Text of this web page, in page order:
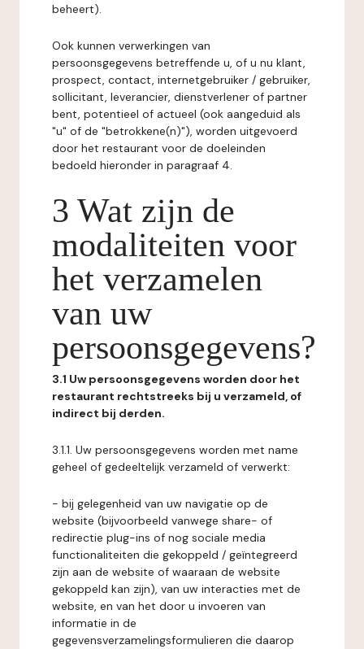
beheert).
Ook kunnen verwerkingen van
persoonsgegevens betreffende u, of u nu klant,
prospect, contact, internetgebruiker / gebruiker,
sollicitant, leverancier, dienstverlener of partner
bent, potentieel of actueel (ook aangeduid als
"u" of de "betrokkene(n)"), worden uitgevoerd
door het restaurant voor de doeleinden
bedoeld hieronder in paragraaf 4.
3 Wat zijn de
modaliteiten voor
het verzamelen
van uw
persoonsgegevens?
3.1 Uw persoonsgegevens worden door het
restaurant rechtstreeks bij u verzameld, of
indirect bij derden.
3.1.1. Uw persoonsgegevens worden met name
geheel of gedeeltelijk verzameld of verwerkt:
- bij gelegenheid van uw navigatie op de
website (bijvoorbeeld vanwege share- of
redirectie plug-ins of nog sociale media
functionaliteiten die gekoppeld / geïntegreerd
zijn aan de website of waaraan de website
gekoppeld kan zijn), van uw interacties met de
website, en van het door u invoeren van
informatie in de
gegevensverzamelingsformulieren die daarop